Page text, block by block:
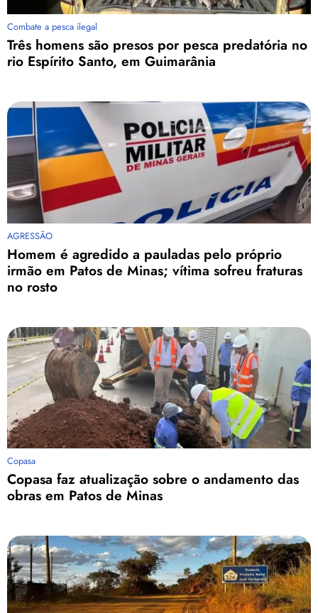
Combate a pesca ilegal
Três homens são presos por pesca predatória no
rio Espírito Santo, em Guimarânia
AGRESSÃO
Homem é agredido a pauladas pelo próprio
irmão em Patos de Minas; vítima sofreu fraturas
no rosto
Copasa
Copasa faz atualização sobre o andamento das
obras em Patos de Minas